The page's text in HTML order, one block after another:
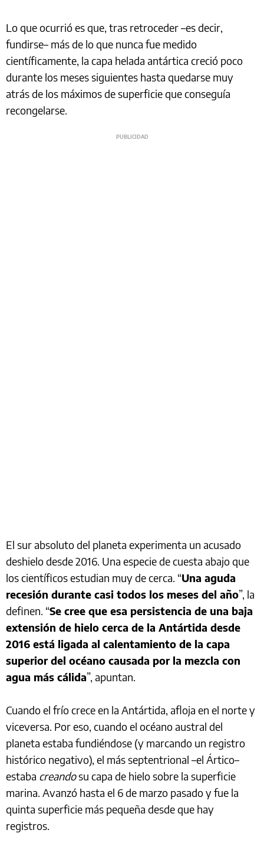
Lo que ocurrió es que, tras retroceder –es decir,
fundirse– más de lo que nunca fue medido
científicamente, la capa helada antártica creció poco
durante los meses siguientes hasta quedarse muy
atrás de los máximos de superficie que conseguía
recongelarse.
El sur absoluto del planeta experimenta un acusado
deshielo desde 2016. Una especie de cuesta abajo que
los científicos estudian muy de cerca. “Una aguda
recesión durante casi todos los meses del año”, la
definen. “Se cree que esa persistencia de una baja
extensión de hielo cerca de la Antártida desde
2016 está ligada al calentamiento de la capa
superior del océano causada por la mezcla con
agua más cálida”, apuntan.
Cuando el frío crece en la Antártida, afloja en el norte y
viceversa. Por eso, cuando el océano austral del
planeta estaba fundiéndose (y marcando un registro
histórico negativo), el más septentrional –el Ártico–
estaba creandosu capa de hielo sobre la superficie
marina. Avanzó hasta el 6 de marzo pasado y fue la
quinta superficie más pequeña desde que hay
registros.